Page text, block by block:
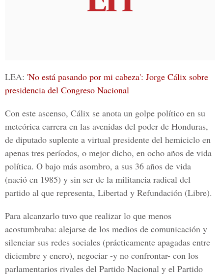
LEA: 'No está pasando por mi cabeza': Jorge Cálix sobre
presidencia del Congreso Nacional
Con este ascenso, Cálix se anota un golpe político en su
meteórica carrera en las avenidas del poder de Honduras,
de diputado suplente a virtual presidente del hemiciclo en
apenas tres períodos, o mejor dicho, en ocho años de vida
política. O bajo más asombro, a sus 36 años de vida
(nació en 1985) y sin ser de la militancia radical del
partido al que representa, Libertad y Refundación (Libre).
Para alcanzarlo tuvo que realizar lo que menos
acostumbraba: alejarse de los medios de comunicación y
silenciar sus redes sociales (prácticamente apagadas entre
diciembre y enero), negociar -y no confrontar- con los
parlamentarios rivales del Partido Nacional y el Partido